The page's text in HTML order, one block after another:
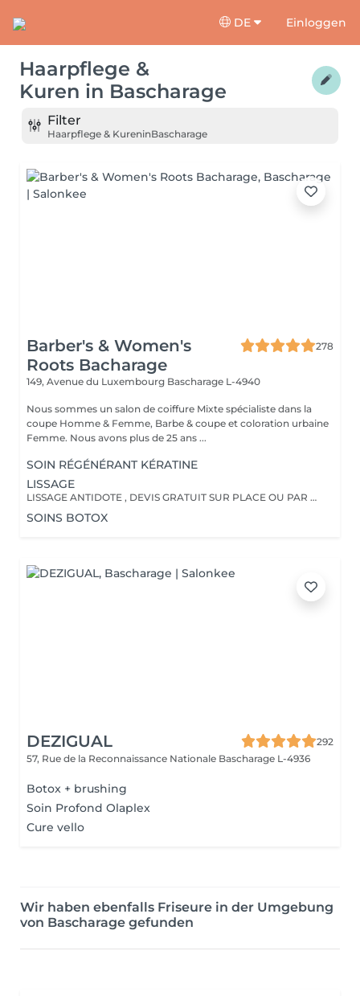
DE Einloggen
Haarpflege &
Kuren in Bascharage
Filter
Haarpflege & KureninBascharage
Barber's & Women's
Roots Bacharage
278
149, Avenue du Luxembourg Bascharage L-4940
Nous sommes un salon de coiffure Mixte spécialiste dans la
coupe Homme & Femme, Barbe & coupe et coloration urbaine
Femme. Nous avons plus de 25 ans ...
SOIN RÉGÉNÉRANT KÉRATINE
LISSAGE
LISSAGE ANTIDOTE , DEVIS GRATUIT SUR PLACE OU PAR TELEPHONE POUR PLUS DE RENSEIGNEMENT .
SOINS BOTOX
DEZIGUAL
292
57, Rue de la Reconnaissance Nationale Bascharage L-4936
Botox + brushing
Soin Profond Olaplex
Cure vello
Wir haben ebenfalls Friseure in der Umgebung
von Bascharage gefunden